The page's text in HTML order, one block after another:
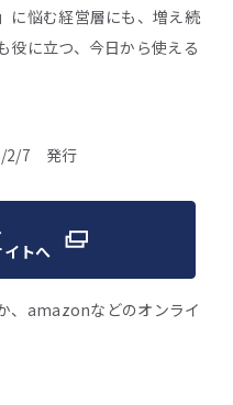
に悩む経営層にも、増え続
役に立つ、今日から使える
2/7 発行
トへ
、amazonなどのオンライ